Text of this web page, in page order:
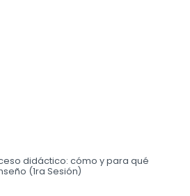
didáctico: cómo y para qué
(1ra Sesión)